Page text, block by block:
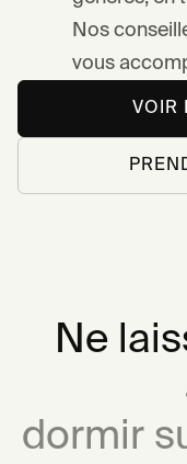
Nos
vous
VOIR
Ne
dormir